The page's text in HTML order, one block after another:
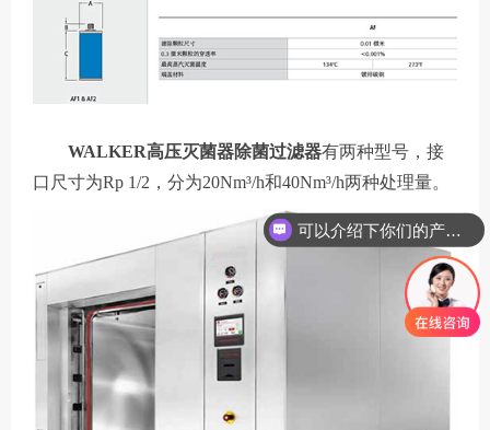
WALKER高压灭菌器除菌过滤器有两种型号，接
口尺寸为Rp 1/2，分为20Nm³/h和40Nm³/h两种处理量。
可以介绍下你们的产品么